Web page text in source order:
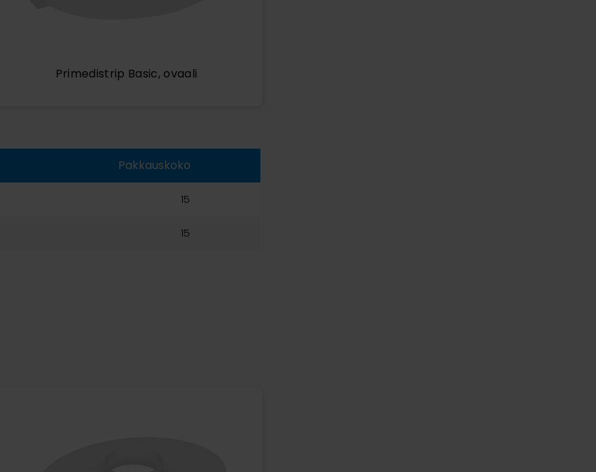
Primedistrip Basic, ovaali
Pakkauskoko
15
15